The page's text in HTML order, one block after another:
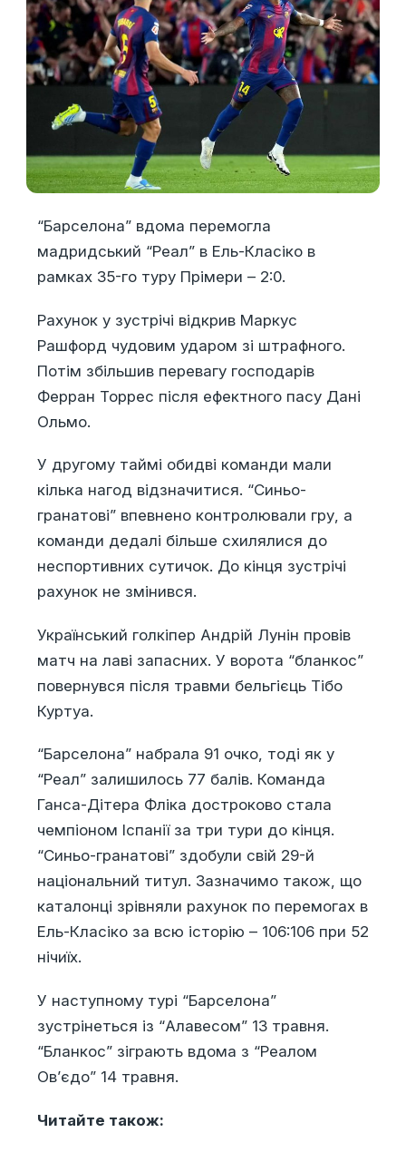
“Барселона” вдома перемогла
мадридський “Реал” в Ель-Класіко в
рамках 35-го туру Прімери – 2:0.
Рахунок у зустрічі відкрив Маркус
Рашфорд чудовим ударом зі штрафного.
Потім збільшив перевагу господарів
Ферран Торрес після ефектного пасу Дані
Ольмо.
У другому таймі обидві команди мали
кілька нагод відзначитися. “Синьо-
гранатові” впевнено контролювали гру, а
команди дедалі більше схилялися до
неспортивних сутичок. До кінця зустрічі
рахунок не змінився.
Український голкіпер Андрій Лунін провів
матч на лаві запасних. У ворота “бланкос”
повернувся після травми бельгієць Тібо
Куртуа.
“Барселона” набрала 91 очко, тоді як у
“Реал” залишилось 77 балів. Команда
Ганса-Дітера Фліка достроково стала
чемпіоном Іспанії за три тури до кінця.
“Синьо-гранатові” здобули свій 29-й
національний титул. Зазначимо також, що
каталонці зрівняли рахунок по перемогах в
Ель-Класіко за всю історію – 106:106 при 52
нічиїх.
У наступному турі “Барселона”
зустрінеться із “Алавесом” 13 травня.
“Бланкос” зіграють вдома з “Реалом
Ов’єдо” 14 травня.
Читайте також: